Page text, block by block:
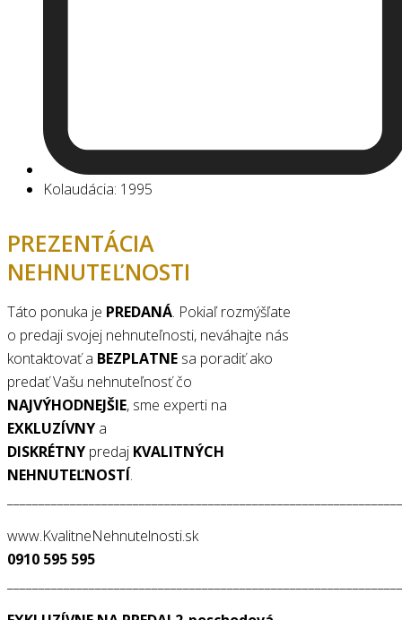
Kolaudácia: 1995
PREZENTÁCIA
NEHNUTEĽNOSTI
Táto ponuka je PREDANÁ. Pokiaľ rozmýšľate
o predaji svojej nehnuteľnosti, neváhajte nás
kontaktovať a BEZPLATNE sa poradiť ako
predať Vašu nehnuteľnosť čo
NAJVÝHODNEJŠIE, sme experti na
EXKLUZÍVNY a
DISKRÉTNY predaj KVALITNÝCH
NEHNUTEĽNOSTÍ.
www.KvalitneNehnutelnosti.sk
0910 595 595